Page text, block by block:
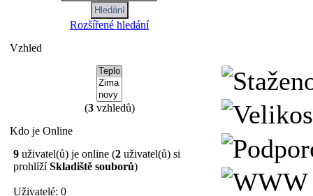
Rozšířené hledání
Vzhled
(3vzhledů)
Kdo je Online
9 uživatel(ů) je online (2 uživatel(ů) si
prohlížíSkladiště souborů)
Uživatelé: 0